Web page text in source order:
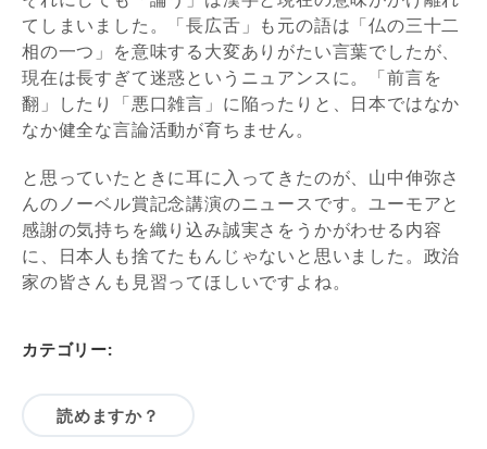
てしまいました。「長広舌」も元の語は「仏の三十二
相の一つ」を意味する大変ありがたい言葉でしたが、
現在は長すぎて迷惑というニュアンスに。「前言を
翻」したり「悪口雑言」に陥ったりと、日本ではなか
なか健全な言論活動が育ちません。
と思っていたときに耳に入ってきたのが、山中伸弥さ
んのノーベル賞記念講演のニュースです。ユーモアと
感謝の気持ちを織り込み誠実さをうかがわせる内容
に、日本人も捨てたもんじゃないと思いました。政治
家の皆さんも見習ってほしいですよね。
カテゴリー:
読めますか？